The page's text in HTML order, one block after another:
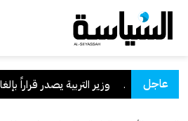
عاجل وزير التربية يصدر قراراً